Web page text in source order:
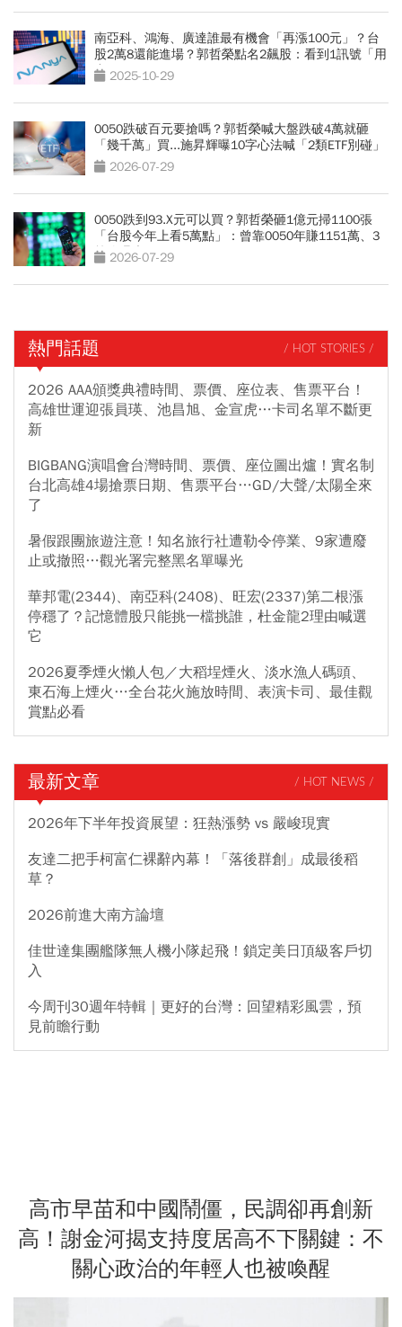
南亞科、鴻海、廣達誰最有機會「再漲100元」？台
股2萬8還能進場？郭哲榮點名2飆股：看到1訊號「用
力買」
2025-10-29
0050跌破百元要搶嗎？郭哲榮喊大盤跌破4萬就砸
「幾千萬」買...施昇輝曝10字心法喊「2類ETF別碰」
2026-07-29
0050跌到93.X元可以買？郭哲榮砸1億元掃1100張
「台股今年上看5萬點」：曾靠0050年賺1151萬、3
策略曝光
2026-07-29
熱門話題 / HOT STORIES /
2026 AAA頒獎典禮時間、票價、座位表、售票平台！
高雄世運迎張員瑛、池昌旭、金宣虎…卡司名單不斷更
新
BIGBANG演唱會台灣時間、票價、座位圖出爐！實名制
台北高雄4場搶票日期、售票平台…GD/大聲/太陽全來
了
暑假跟團旅遊注意！知名旅行社遭勒令停業、9家遭廢
止或撤照…觀光署完整黑名單曝光
華邦電(2344)、南亞科(2408)、旺宏(2337)第二根漲
停穩了？記憶體股只能挑一檔挑誰，杜金龍2理由喊選
它
2026夏季煙火懶人包／大稻埕煙火、淡水漁人碼頭、
東石海上煙火…全台花火施放時間、表演卡司、最佳觀
賞點必看
最新文章 / HOT NEWS /
2026年下半年投資展望：狂熱漲勢 vs 嚴峻現實
友達二把手柯富仁裸辭內幕！「落後群創」成最後稻
草？
2026前進大南方論壇
佳世達集團艦隊無人機小隊起飛！鎖定美日頂級客戶切
入
今周刊30週年特輯｜更好的台灣：回望精彩風雲，預
見前瞻行動
高市早苗和中國鬧僵，民調卻再創新
高！謝金河揭支持度居高不下關鍵：不
關心政治的年輕人也被喚醒